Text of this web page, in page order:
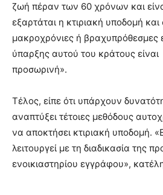
ζωή πέραν των 60 χρόνων και
εξαρτάται η κτιριακή υποδομή
μακροχρόνιες ή βραχυπρόθεσμες
ύπαρξης αυτού του κράτους είναι
προσωρινή».
Τέλος, είπε ότι υπάρχουν
αναπτύξει τέτοιες μεθόδους
να αποκτήσει κτιριακή υποδομή.
λειτουργεί με τη διαδικασία της
ενοικιαστηρίου εγγράφου»,